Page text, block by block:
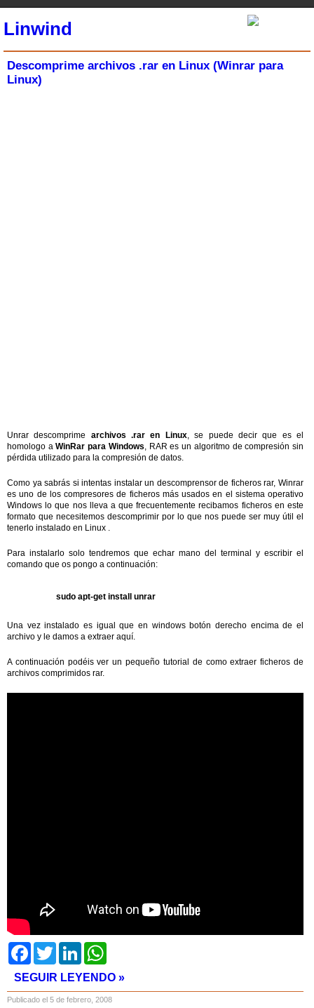
Linwind
Descomprime archivos .rar en Linux (Winrar para
Linux)
Unrar descomprime archivos .rar en Linux, se puede decir que es el
homologo aWinRar para Windows, RAR es un algoritmo de compresión sin
pérdida utilizado para la compresión de datos.
Como ya sabrás si intentas instalar un descomprensor de ficheros rar, Winrar
es uno de los compresores de ficheros más usados en el sistema operativo
Windows lo que nos lleva a que frecuentemente recibamos ficheros en este
formato que necesitemos descomprimir por lo que nos puede ser muy útil el
tenerlo instalado en Linux .
Para instalarlo solo tendremos que echar mano del terminal y escribir el
comando que os pongo a continuación:
sudo apt-get install unrar
Una vez instalado es igual que en windows botón derecho encima de el
archivo y le damos a extraer aquí.
A continuación podéis ver un pequeño tutorial de como extraer ficheros de
archivos comprimidos rar.
FacebookTwitter LinkedIn
SEGUIR LEYENDO »
Publicado el 5 de febrero, 2008